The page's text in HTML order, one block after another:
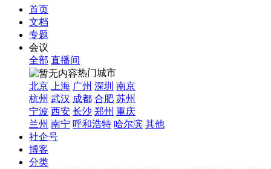
首页
文档
专题
会议
全部 直播间
热门城市
北京
上海 广州 深圳 南京
杭州 武汉 成都 合肥 苏州
宁波 西安 长沙 郑州 重庆
兰州 南宁 呼和浩特 哈尔滨 其他
社企号
博客
分类